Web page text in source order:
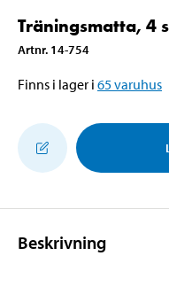
Träningsmatta, 4
Artnr. 14-754
Finns i lager i 65varuhus
Beskrivning